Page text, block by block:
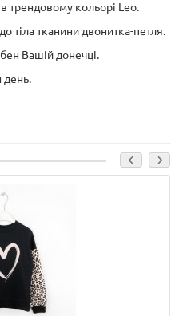
трендовому кольорі Leo.
тіла тканини двонитка-петля.
Вашій донечці.
день.